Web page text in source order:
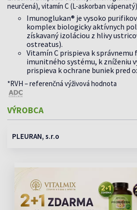
neurčená), vitamín C (L-askorban vápenatý)
Imunoglukan® je vysoko
komplex biologicky aktívnych
získavaný izoláciou z hlivy
ostreatus).
Vitamín C prispieva k správnemu
imunitného systému, k zníženiu
prispieva k ochrane buniek pred
*RVH – referenčná výživová hodnota
VÝROBCA
PLEURAN, s.r.o